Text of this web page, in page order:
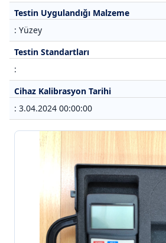
Testin Uygulandığı Malzeme
: Yüzey
Testin Standartları
:
Cihaz Kalibrasyon Tarihi
: 3.04.2024 00:00:00